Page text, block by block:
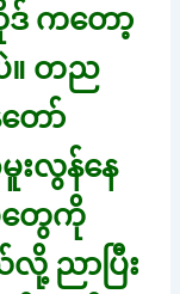
ကတော့
။ တည
တော်
းလွန်နေ
တွေကို
ညာပြီး